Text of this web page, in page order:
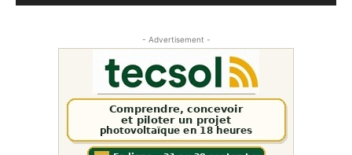
- Advertisement -